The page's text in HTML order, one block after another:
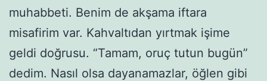
muhabbeti. Benim de akşama iftara
misafirim var. Kahvaltıdan yırtmak işime
geldi doğrusu. “Tamam, oruç tutun bugün”
dedim. Nasıl olsa dayanamazlar, öğlen gibi